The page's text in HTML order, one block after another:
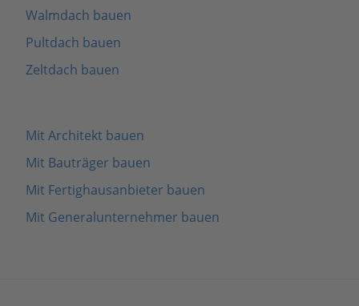
Walmdach bauen
Pultdach bauen
Zeltdach bauen
Mit Architekt bauen
Mit Bauträger bauen
Mit Fertighausanbieter bauen
Mit Generalunternehmer bauen